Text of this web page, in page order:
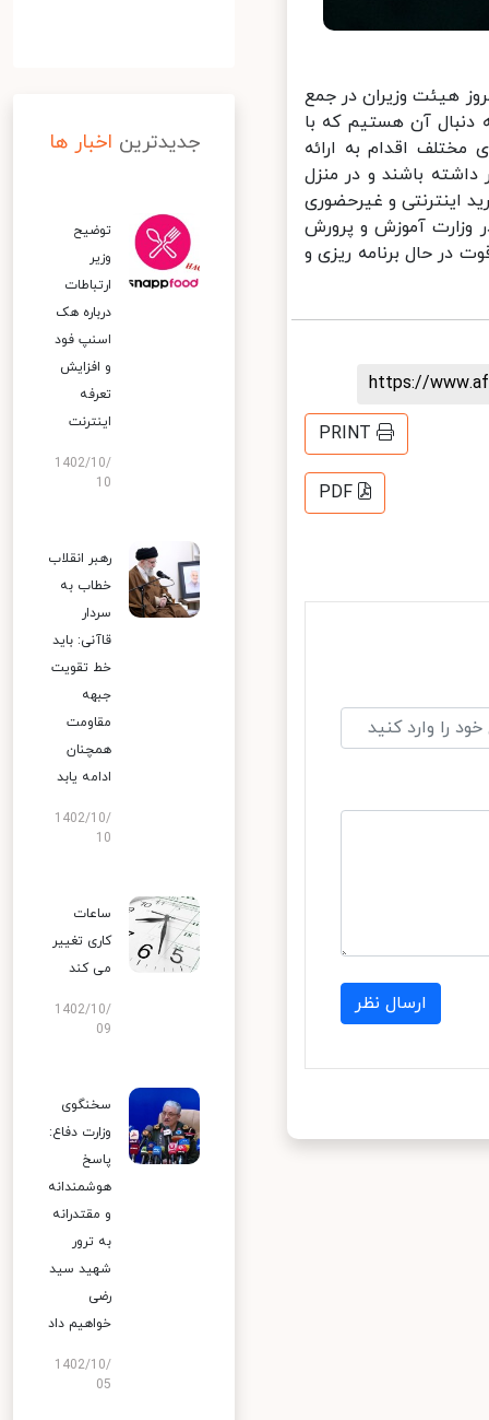
هیئت وزیران در جمع
آن هستیم که با
اقدام به ارائه
باشند و در منزل
اینترنتی و غیرحضوری
آموزش و پرورش
در حال برنامه ریزی و
https://
PRINT
PDF
ارسال نظر
جدیدترین اخبار ها
توضیح
وزیر
ارتباطات
درباره هک
اسنپ‌ فود
و افزایش
تعرفه
اینترنت
1402/10/
10
رهبر انقلاب
خطاب به
سردار
قاآنی: باید
خط تقویت
جبهه
مقاومت
همچنان
ادامه یابد
1402/10/
10
ساعات
کاری تغییر
می‌ کند
1402/10/
09
سخنگوی
وزارت دفاع:
پاسخ
هوشمندانه
و مقتدرانه
به ترور
شهید سید
رضی
خواهیم داد
1402/10/
05